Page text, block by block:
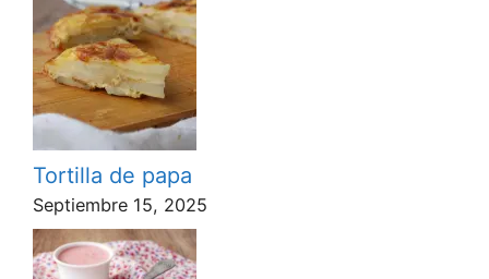
Tortilla de papa
Septiembre 15, 2025